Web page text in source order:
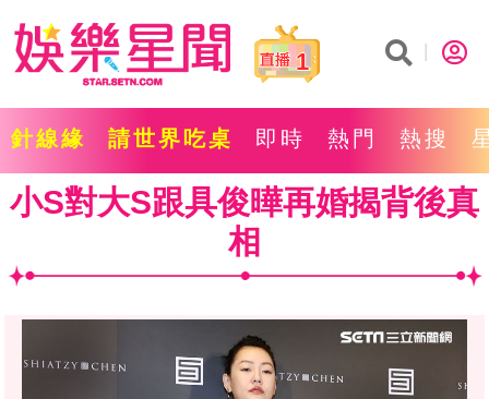
1
針線緣 請世界吃桌 即時 熱門 熱搜
小S對大S跟具俊曄再婚揭背後真
相